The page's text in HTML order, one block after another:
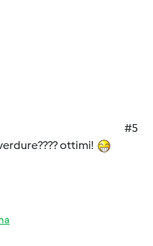
#5
ottimi!